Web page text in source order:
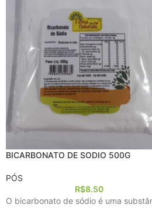
BICARBONATO DE SODIO 500G
PÓS
R$8.50
O bicarbonato de sódio é uma